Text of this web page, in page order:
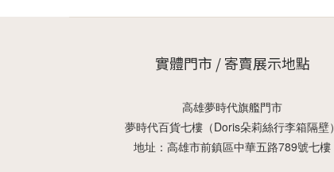
實體門市 / 寄賣展示地點
高雄夢時代旗艦門市
夢時代百貨七樓（Doris朵莉絲行李箱隔壁）
地址：高雄市前鎮區中華五路789號七樓